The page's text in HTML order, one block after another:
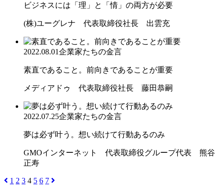
ビジネスには「理」と「情」の両方が必要
(株)ユーグレナ 代表取締役社長 出雲充
2022.08.01企業家たちの金言
素直であること。前向きであることが重要
メディアドゥ 代表取締役社長 藤田恭嗣
2022.07.25企業家たちの金言
夢は必ず叶う。想い続けて行動あるのみ
GMOインターネット 代表取締役グループ代表 熊谷
正寿
1 2 3 4 5 6 7